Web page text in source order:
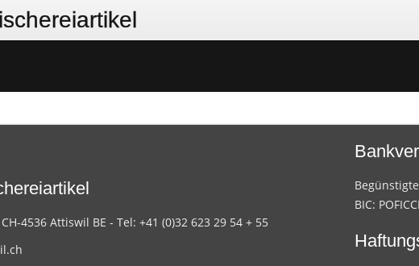
4536 Attiswil BE - Tel: +41 (0)32 623 29 54 + 55
BIC: